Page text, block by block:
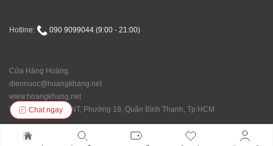
Hotline: 090 9099044 (9:00 - 21:00)
Cửa Hàng Hoàng.
diennuoc@hoangkhang.net
www.hoangkhang.net
Địa chỉ: 92/146 XVNT, Phường 19, Quận Bình Thạnh, Tp.HCM
Chat ngay